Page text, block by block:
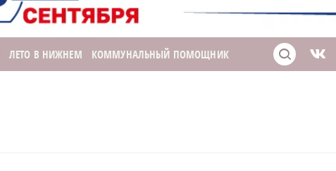
ЛЕТО В НИЖНЕМ КОММУНАЛЬНЫЙ ПОМОЩНИК S V